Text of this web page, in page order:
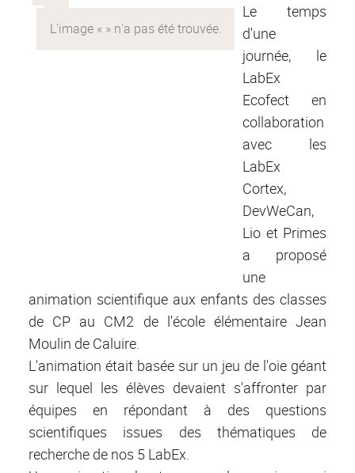
Le temps
d'une
journée, le
LabEx
Ecofect en
collaboration
avec les
LabEx
Cortex,
DevWeCan,
Lio et Primes
a proposé
une
animation scientifique aux enfants des classes
de CP au CM2 de l'école élémentaire Jean
Moulin de Caluire.
L'animation était basée sur un jeu de l'oie géant
sur lequel les élèves devaient s'affronter par
équipes en répondant à des questions
scientifiques issues des thématiques de
recherche de nos 5 LabEx.